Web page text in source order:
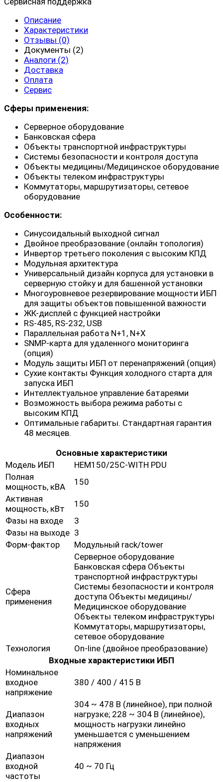
Описание
Характеристики
Отзывы (0)
Документы (2)
Аналоги (2)
Доставка
Оплата
Сервис
Сферы применения:
Серверное оборудование
Банковская сфера
Объекты транспортной инфраструктуры
Системы безопасности и контроля доступа
Объекты медицины/Медицинское оборудование
Объекты телеком инфраструктуры
Коммутаторы, маршрутизаторы, сетевое
оборудование
Особенности:
Синусоидальный выходной сигнал
Двойное преобразование (онлайн топология)
Инвертор третьего поколения с высоким КПД
Модульная архитектура
Универсальный дизайн корпуса для установки в
серверную стойку и для башенной установки
Многоуровневое резервирование мощности ИБП
для защиты объектов повышенной важности
ЖК-дисплей с функцией настройки
RS-485, RS-232, USB
Параллельная работа N+1, N+X
SNMP-карта для удаленного мониторинга
(опция)
Модуль защиты ИБП от перенапряжений (опция)
Сухие контакты Функция холодного старта для
запуска ИБП
Интеллектуальное управление батареями
Возможность выбора режима работы с
высоким КПД
Оптимальные габариты. Стандартная гарантия
48 месяцев.
Основные характеристики
Модель ИБП
HEM150/25C-WITH PDU
Полная
мощность, кВА
150
Активная
мощность, кВт
150
Фазы на входе
3
Фазы на выходе 3
Форм-фактор
Модульный rack/tower
Сфера
применения
Серверное оборудование
Банковская сфера Объекты
транспортной инфраструктуры
Системы безопасности и контроля
доступа Объекты медицины/
Медицинское оборудование
Объекты телеком инфраструктуры
Коммутаторы, маршрутизаторы,
сетевое оборудование
Технология
On-line (двойное преобразование)
Входные характеристики ИБП
Номинальное
входное
напряжение
380 / 400 / 415 В
Диапазон
входных
напряжений
304 ~ 478 В (линейное), при полной
нагрузке; 228 ~ 304 В (линейное),
мощность нагрузки линейно
уменьшается с уменьшением
напряжения
Диапазон
входной
частоты
40 ~ 70 Гц